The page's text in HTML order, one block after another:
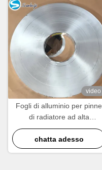
video
Fogli di alluminio per pinne
di radiatore ad alta
conduttività termica
chatta adesso